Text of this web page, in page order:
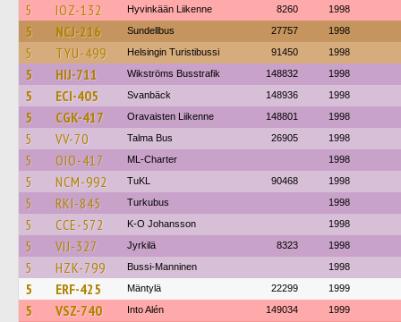
5 IOZ-132 Hyvinkään Liikenne 8260 1998
5 NCJ-216 Sundellbus 27757 1998
5 TYU-499 Helsingin Turistibussi 91450 1998
5 HIJ-711 Wikströms Busstrafik 148832 1998
5 ECI-405 Svanbäck 148936 1998
5 CGK-417 Oravaisten Liikenne 148801 1998
5 VV-70 Talma Bus 26905 1998
5 OIO-417 ML-Charter 1998
5 NCM-992 TuKL 90468 1998
5 RKI-845 Turkubus 1998
5 CCE-572 K-O Johansson 1998
5 VIJ-327 Jyrkilä 8323 1998
5 HZK-799 Bussi-Manninen 1998
5 ERF-425 Mäntylä 22299 1999
5 VSZ-740 Into Alén 149034 1999